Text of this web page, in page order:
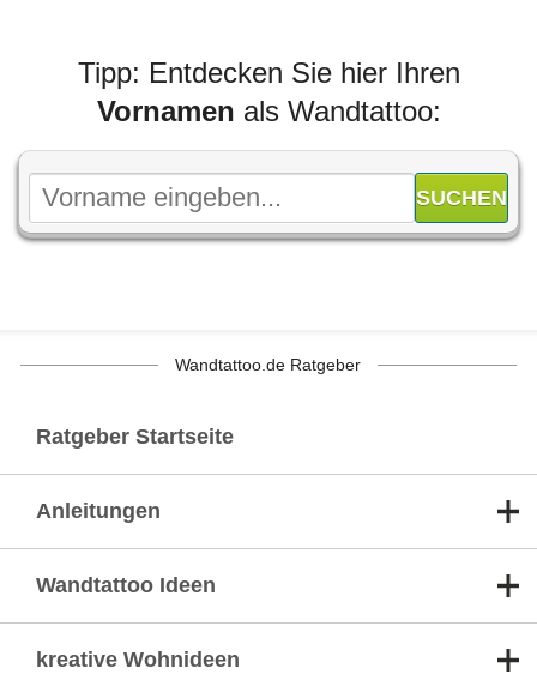
Tipp: Entdecken Sie hier Ihren
Vornamen als Wandtattoo:
Wandtattoo.de Ratgeber
Ratgeber Startseite
Anleitungen
Wandtattoo Ideen
kreative Wohnideen